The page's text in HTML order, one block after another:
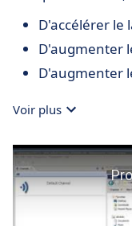
D'accélérer le
D'augmenter
D'augmenter
Voir plus